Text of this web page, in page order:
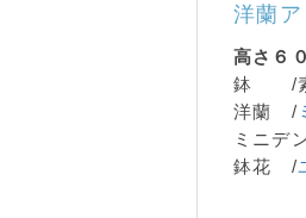
洋蘭
高さ６
鉢 /素
洋蘭 /
ミニデ
鉢花 /